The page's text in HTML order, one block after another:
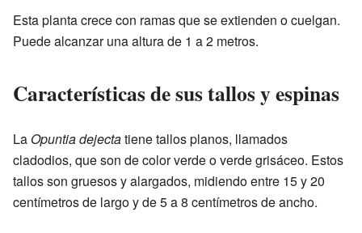
Esta planta crece con ramas que se extienden o cuelgan.
Puede alcanzar una altura de 1 a 2 metros.
Características de sus tallos y espinas
La Opuntia dejectatiene tallos planos, llamados
cladodios, que son de color verde o verde grisáceo. Estos
tallos son gruesos y alargados, midiendo entre 15 y 20
centímetros de largo y de 5 a 8 centímetros de ancho.